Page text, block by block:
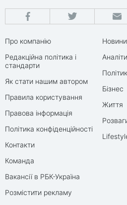
Про компанію
Редакційна політика і
стандарти
Як стати нашим автором
Правила користування
Правова інформація
Політика конфіденційності
Контакти
Команда
Вакансії в РБК-Україна
Розмістити рекламу
Бізнес
Життя